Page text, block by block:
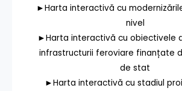
►Harta interactivă cu
nivel
►Harta interactivă cu obiectivele
infrastructurii feroviare finanțate
de stat
►Harta interactivă cu stadiul